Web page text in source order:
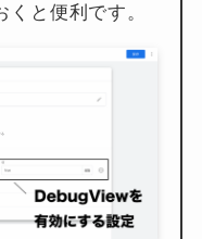
と便利です。